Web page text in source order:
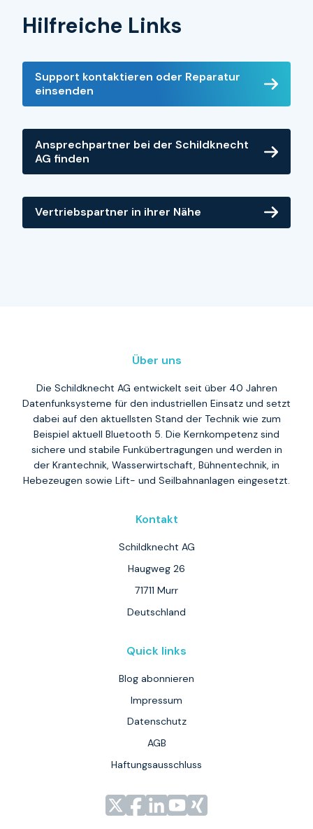
Hilfreiche Links
Support kontaktieren oder Reparatur
einsenden
Support
kontaktieren
oder
einsenden
Ansprechpartner bei der Schildknecht
AG finden
Ansprechpartner
bei
der
AG
finden
Vertriebspartner in ihrer Nähe
Vertriebspartner
in
Über uns
Die Schildknecht AG entwickelt seit über 40 Jahren
Datenfunksysteme für den industriellen Einsatz und setzt
dabei auf den aktuellsten Stand der Technik wie zum
Beispiel aktuell Bluetooth 5. Die Kernkompetenz sind
sichere und stabile Funkübertragungen und werden in
der Krantechnik, Wasserwirtschaft, Bühnentechnik, in
Hebezeugen sowie Lift- und Seilbahnanlagen eingesetzt.
Kontakt
Schildknecht AG
Haugweg 26
71711 Murr
Deutschland
Quick links
Blog abonnieren
Impressum
Datenschutz
AGB
Haftungsausschluss
Link LinkLinkLinkLink